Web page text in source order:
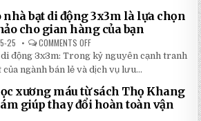
RẺ
TẠI
NHẬT
ĐÔNG
100
TRANG
MỚI
2026:
GIẢM
GIÁ
SỐ
TẬN
GỐC
TẠI
NHẬT
nhà bạt di động 3x3m là lựa chọn
cho gian hàng của bạn
25 COMMENTS OFF
5
LÝ
DO
NHÀ
BẠT
DI
ĐỘNG
3X3M
động 3x3m: Trong kỷ nguyên cạnh tranh
ngành bán lẻ và dịch vụ lưu...
xương máu từ sách Thọ Khang
giúp thay đổi hoàn toàn vận